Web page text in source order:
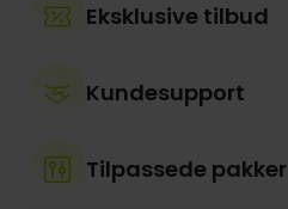
Eksklusive tilbud
Kundesupport
Tilpassede pakker